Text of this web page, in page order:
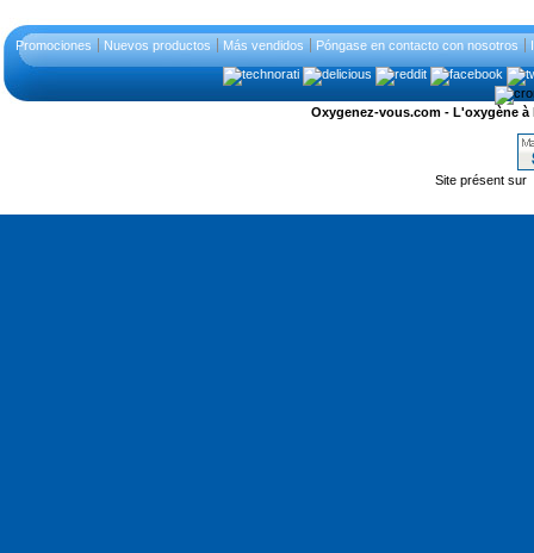
Promociones Nuevos productos Más vendidos Póngase en contacto con nosotros
Oxygenez-vous.com - L'oxygène
Site présent sur